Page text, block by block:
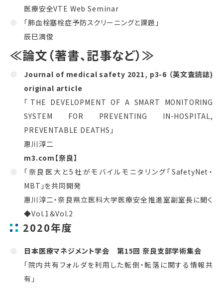
医療安全VTE Web Seminar
「肺血栓塞栓症予防スクリーニングと課題」
辰巳満俊
≪論文（著書、記事など）≫
Journal of medical safety 2021, p3-6 （英文査読誌)
original article
「 THE DEVELOPMENT OF A SMART MONITORING
SYSTEM FOR PREVENTING IN-HOSPITAL,
PREVENTABLE DEATHS 」
惠川淳二
m3.com 【奈良】
「奈良医大と5 社がモバイルモニタリング「SafetyNet ・
MBT 」を共同開発
惠川淳二・奈良県立医科大学医療安全推進室副室長に聞く
◆Vol.1 ＆Vol.2
2020年度
日本医療マネジメント学会 第15回 奈良支部学術集会
「院内共有フォルダを利用した転倒・転落に関する情報共
有」